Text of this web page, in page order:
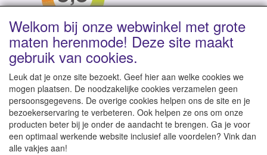
Levertijd 1-2 werkdagen | Vanaf € 95 gratis verzending
binnen NL | Direct leverbaar uit eigen voorraad
Welkom bij onze webwinkel met grote
maten herenmode! Deze site maakt
gebruik van cookies.
Leuk dat je onze site bezoekt. Geef hier aan welke cookies we
mogen plaatsen. De noodzakelijke cookies verzamelen geen
persoonsgegevens. De overige cookies helpen ons de site en je
bezoekerservaring te verbeteren. Ook helpen ze ons om onze
producten beter bij je onder de aandacht te brengen. Ga je voor
een optimaal werkende website inclusief alle voordelen? Vink dan
alle vakjes aan!